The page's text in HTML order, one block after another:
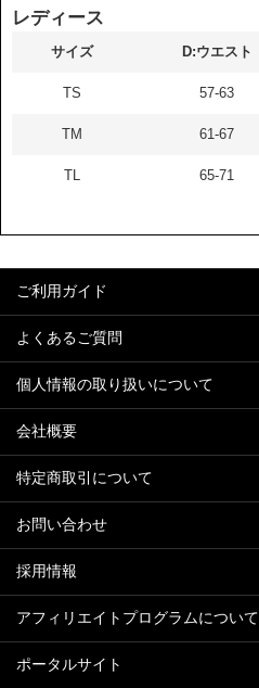
レディース
サイズ D:ウエスト
TS 57-63
TM 61-67
TL 65-71
ご利用ガイド
よくあるご質問
個人情報の取り扱いについて
会社概要
特定商取引について
お問い合わせ
採用情報
アフィリエイトプログラムについて
ポータルサイト